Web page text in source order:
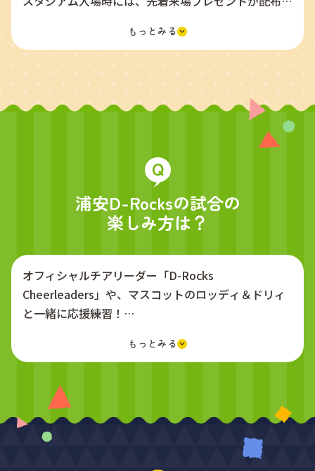
また、自由席チケットの場合は早い者勝ちなので、良
イベント開催、グッズショップで応援グッズ購入、フ
ァンクラブブースで現地入会キャンペーンが開催され
試合前からワクワクできるコンテンツが盛りだくさん
なので、ぜひ早めに来てスタジアムを満喫してくださ
浦安D-Rocksの試合の
楽しみ方は？
オフィシャルチアリーダー「D-Rocks
Cheerleaders」や、マスコットのロッディ＆ドリィ
と一緒に応援練習！
れるから、初めてでもすぐに一体感を味わえます。
おいしいフードを楽しみながら観戦すれば、スタジア
ムの熱気を全身で感じられます。
さらに、試合だけじゃない！
ハーフタイムイベントや場内の特別演出も盛りだくさ